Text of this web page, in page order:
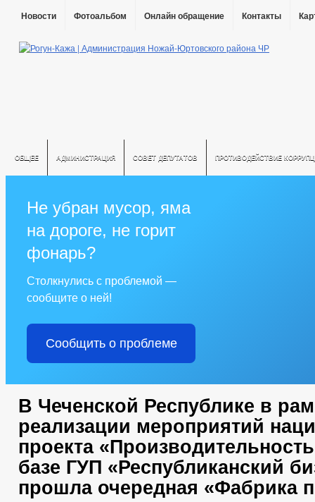
Новости Фотоальбом Онлайн обращение Контакты
ОБЩЕЕ АДМИНИСТРАЦИЯ СОВЕТ ДЕПУТАТОВ ПРОТИВОДЕЙСТВИЕ
Не убран мусор, яма
на дороге, не горит
фонарь?
Столкнулись с проблемой —
сообщите о ней!
Сообщить о проблеме
В Чеченской Республике в
реализации мероприятий
проекта
базе ГУП «Республиканский
прошла очередная «Фабрика